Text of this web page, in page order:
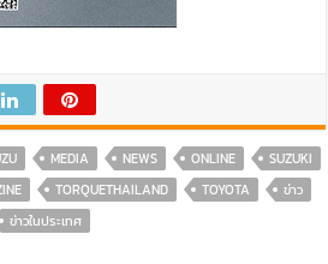
MEDIA NEWS ONLINE
SUZUKI
TORQUETHAILAND TOYOTA
ข่าว
ข่าวในประเทศ